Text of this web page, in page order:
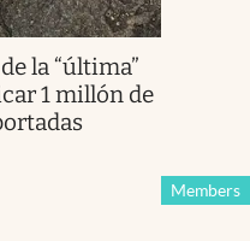
la “última”
1 millón de
Members